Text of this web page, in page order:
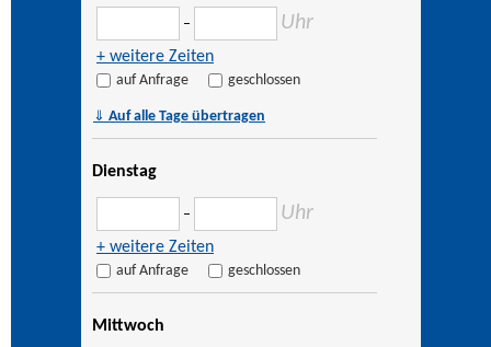
– Uhr
+ weitere Zeiten
auf Anfrage geschlossen
⇓ Auf alle Tage übertragen
Dienstag
– Uhr
+ weitere Zeiten
auf Anfrage geschlossen
Mittwoch